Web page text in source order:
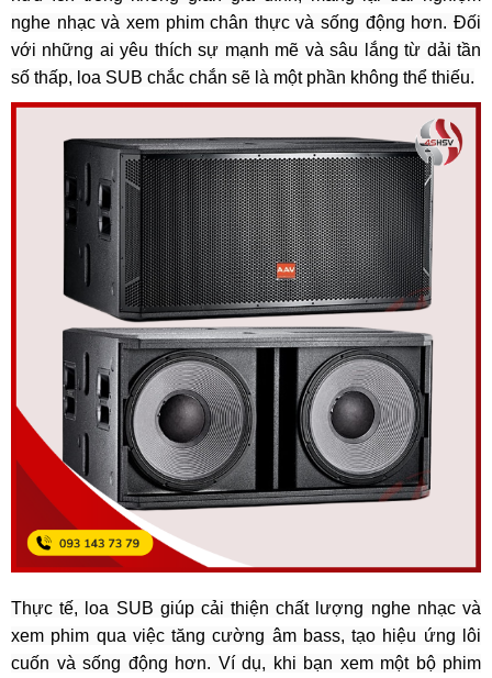
nghe nhạc và xem phim chân thực và sống động hơn. Đối
với những ai yêu thích sự mạnh mẽ và sâu lắng từ dải tần
số thấp, loa SUB chắc chắn sẽ là một phần không thể thiếu.
Thực tế, loa SUB giúp cải thiện chất lượng nghe nhạc và
xem phim qua việc tăng cường âm bass, tạo hiệu ứng lôi
cuốn và sống động hơn. Ví dụ, khi bạn xem một bộ phim